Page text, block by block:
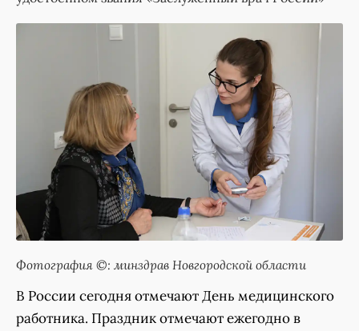
Фотография ©: минздрав Новгородской области
В России сегодня отмечают День медицинского
работника. Праздник отмечают ежегодно в